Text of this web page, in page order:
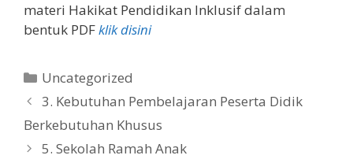
materi Hakikat Pendidikan Inklusif dalam
bentuk PDFklik disini
Kategori
Uncategorized
3. Kebutuhan Pembelajaran Peserta Didik
Berkebutuhan Khusus
5. Sekolah Ramah Anak